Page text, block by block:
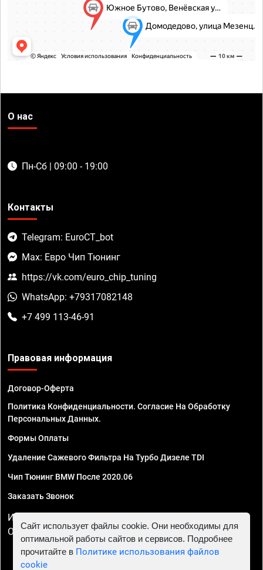
О нас
Пн-Сб | 09:00 - 19:00
Контакты
Telegram: EuroCT_bot
Max: Евро Чип Тюнинг
https://vk.com/euro_chip_tuning
WhatsApp: +79317082148
+7 499 113-46-91
Правовая информация
Договор-Оферта
Политика Конфиденциальности. Согласие На Обработку
Персональных Данных.
Формы Оплаты
Удаление Сажевого Фильтра На Турбо Дизеле TDI
Чип Тюнинг BMW После 2020.06
Заказать Звонок
ИП Смирнов Георгий Павлович. ИНН 781302555843,
ОГРНИП 324470400032610
Сайт использует файлы cookie. Они необходимы для
оптимальной работы сайтов и сервисов. Подробнее
прочитайте в Политике использования файлов
cookie